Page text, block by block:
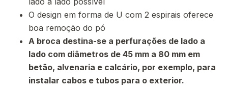
O design em forma de U com 2 espirais oferece
boa remoção do pó
A broca destina-se a perfurações de lado a
lado com diâmetros de 45 mm a 80 mm em
betão, alvenaria e calcário, por exemplo, para
instalar cabos e tubos para o exterior.